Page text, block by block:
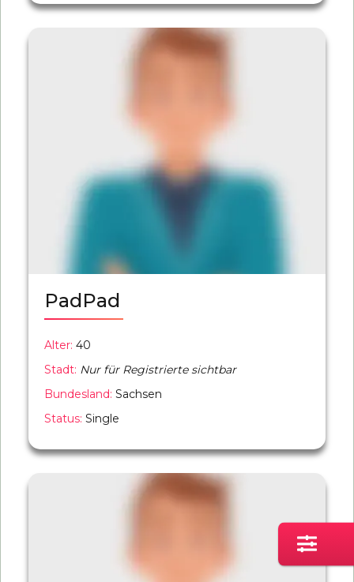
PadPad
Alter: 40
Stadt: Nur für Registrierte sichtbar
Bundesland: Sachsen
Status: Single